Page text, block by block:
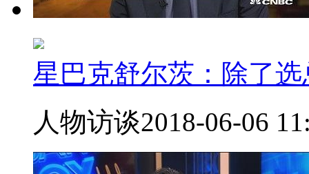
星巴克舒尔茨：除了
人物访谈2018-06-06